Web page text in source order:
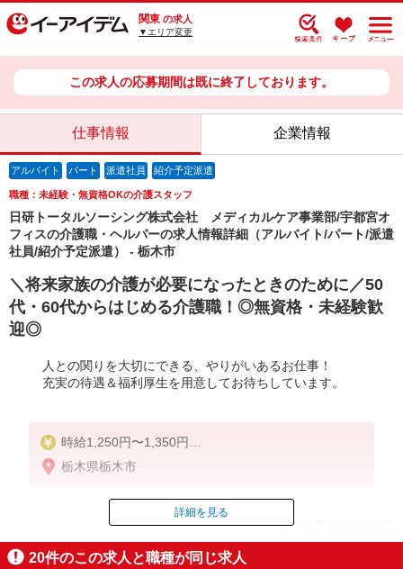
関東 の求人
▼エリア変更
この求人の応募期間は既に終了しております。
仕事情報 企業情報
アルバイト パート 派遣社員 紹介予定派遣
職種：未経験・無資格OKの介護スタッフ
日研トータルソーシング株式会社 メディカルケア事業部/宇都宮オ
フィスの介護職・ヘルパーの求人情報詳細（アルバイト/パート/派遣
社員/紹介予定派遣） - 栃木市
＼将来家族の介護が必要になったときのために／50
代・60代からはじめる介護職！◎無資格・未経験歓
迎◎
人との関りを大切にできる、やりがいあるお仕事！
充実の待遇＆福利厚生を用意してお待ちしています。
時給1,250円〜1,350円
★週払いOK（規定あり）
栃木県栃木市
ID：AE0526568659
詳細を見る
20件のこの求人と職種が同じ求人